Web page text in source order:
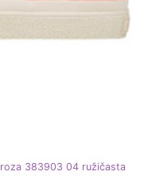
383903 04 ružičasta